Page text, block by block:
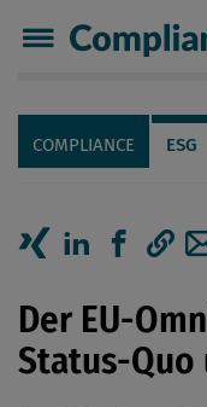
Servicenavigation
Navigation
COMPLIANCE ESG
Seiteninhalt
Der EU-
Status-Quo